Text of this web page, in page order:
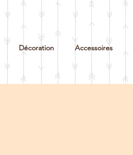
Décoration Accessoires